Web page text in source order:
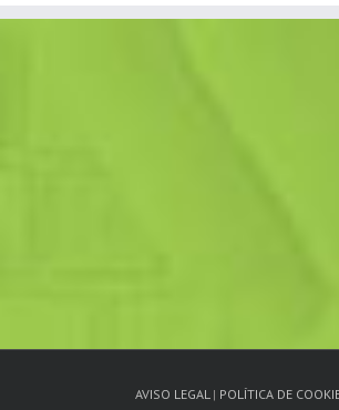
AVISO LEGAL| POLÍTICA DE